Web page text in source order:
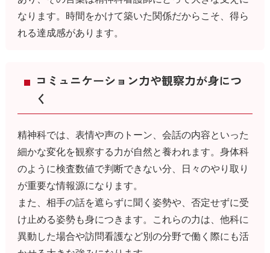
なります。時間をかけて築いた関係だからこそ、得ら
れる達成感があります。
コミュニケーション力や観察力が身につ
く
精神科では、表情や声のトーン、会話の内容といった
細かな変化を観察する力が自然と養われます。身体科
のように検査数値で判断できない分、日々のやり取り
が重要な情報源になります。
また、相手の話を遮らずに聞く姿勢や、否定せずに受
け止める姿勢も身につきます。これらの力は、他科に
異動した場合や訪問看護など別の分野で働く際にも活